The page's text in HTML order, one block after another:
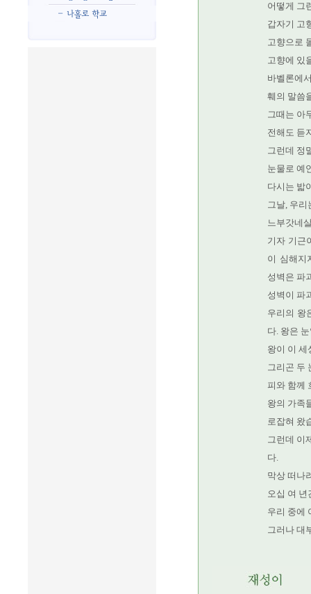
어떻게 그
갑자기 고
고향으로
고향에 있
바벨론에
훼의 말씀
그때는 아
전해도 듣
그런데 정
눈물로 예
다시는 밟
그날, 우리
느부갓네
기자 기근
이 심해지
성벽은 파
성벽이 파
우리의 왕
다. 왕은
왕이 이 세
그리곤 두
피와 함께
왕의 가족
로잡혀 왔
그런데 이
다.
막상 떠나
오십 여 년
우리 중에
그러나 대